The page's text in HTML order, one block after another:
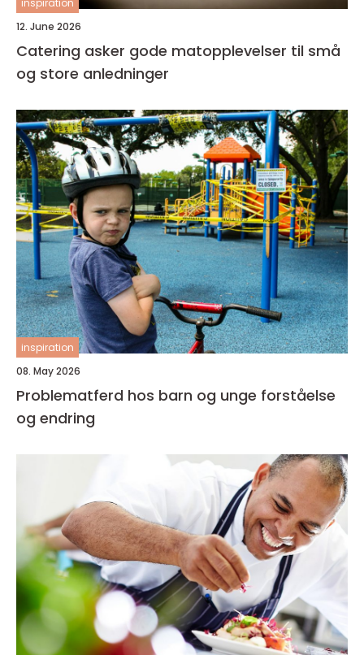
inspiration
12. June 2026
Catering asker gode matopplevelser til små
og store anledninger
inspiration
08. May 2026
Problematferd hos barn og unge forståelse
og endring